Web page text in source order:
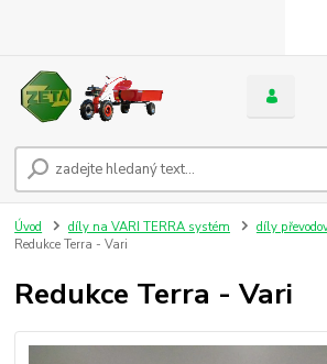
Úvod díly na VARI TERRA systém
díly
Redukce Terra - Vari
Redukce Terra - Vari